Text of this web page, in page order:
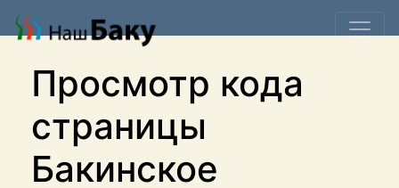
Просмотр кода
страницы
Бакинское